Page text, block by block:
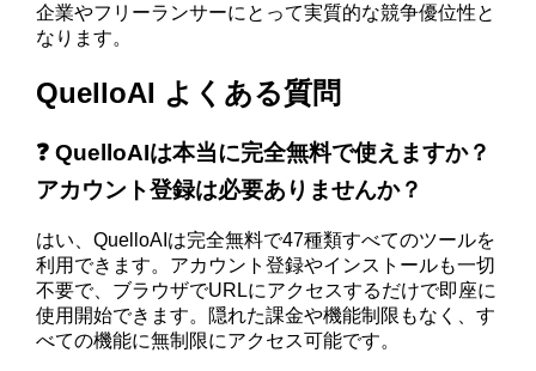
企業やフリーランサーにとって実質的な競争優位性と
なります。
QuelloAI よくある質問
❓ QuelloAIは本当に完全無料で使えますか？
アカウント登録は必要ありませんか？
はい、QuelloAIは完全無料で47種類すべてのツールを
利用できます。アカウント登録やインストールも一切
不要で、ブラウザでURLにアクセスするだけで即座に
使用開始できます。隠れた課金や機能制限もなく、す
べての機能に無制限にアクセス可能です。